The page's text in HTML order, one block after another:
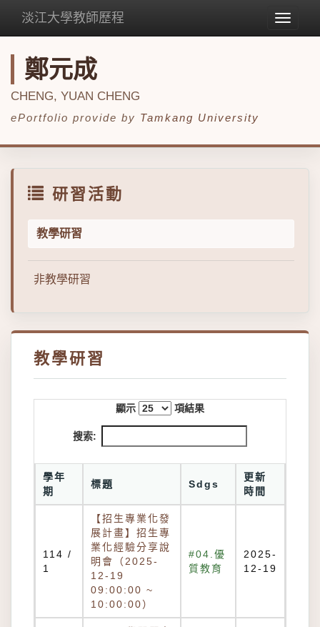
Toggle
淡江大學教師歷程
鄭元成
CHENG, YUAN CHENG
ePortfolio provide by Tamkang University
研習活動
教學研習
非教學研習
教學研習
顯示 項結果
搜索:
學年
期
標題 Sdgs
更新
時間
114 /
1
【招生專業化發
展計畫】招生專
業化經驗分享說
明會（2025-
12-19
09:00:00 ~
10:00:00）
#04.優
質教育
2025-
12-19